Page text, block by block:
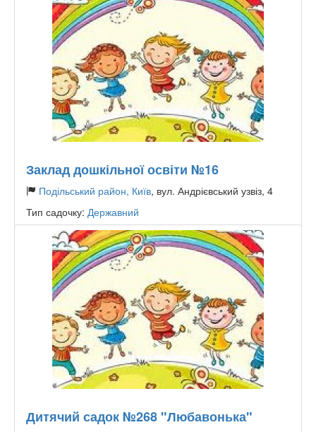
Заклад дошкільної освіти №16
Подільський район, Київ, вул. Андрієвський узвіз, 4
Тип садочку: Державний
Дитячий садок №268 "Любавонька"